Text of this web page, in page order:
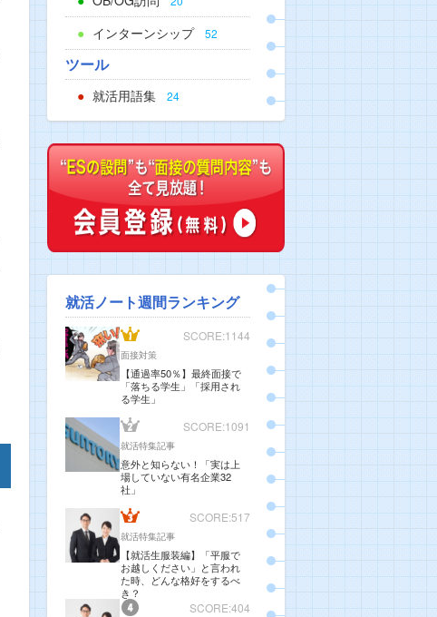
インターンシップ 52
ツール
就活用語集 24
就活ノート週間ランキング
SCORE:1144
面接対策
【通過率50％】最終面接で
「落ちる学生」「採用され
る学生」
SCORE:1091
就活特集記事
意外と知らない！「実は上
場していない有名企業32
社」
SCORE:517
就活特集記事
【就活生服装編】「平服で
お越しください」と言われ
た時、どんな格好をするべ
き？
SCORE:404